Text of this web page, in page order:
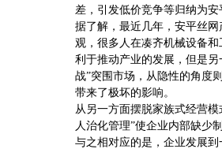
差，引发低价竞争等归纳为安
据了解，最近几年，安平丝
观，很多人在凑齐机械设备
利于推动产业的发展，但是
战”突围市场，从隐性的角度
带来了极坏的影响。
从另一方面摆脱家族式经营
人治化管理”使企业内部缺少
与之相对应的是，企业发展